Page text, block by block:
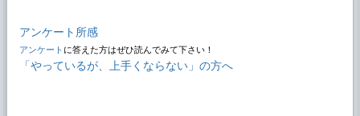
アンケート所感
アンケート に答えた方はぜひ読んでみて下さい！
「やっているが、上手くならない」の方へ